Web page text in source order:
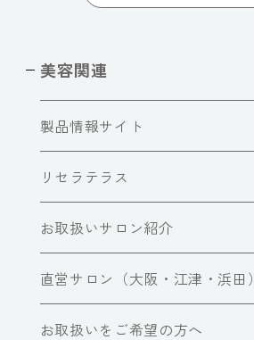
美容関連
製品情報サイト
リセラテラス
お取扱いサロン紹介
直営サロン（大阪・江津・浜田）
お取扱いをご希望の方へ